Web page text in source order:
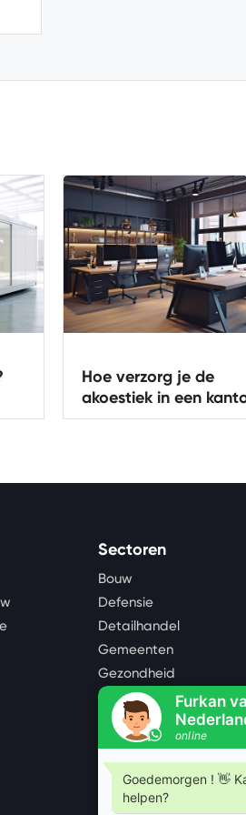
Wat is een
Sectoren
Bouw
Defensie
Detailhandel
Gemeenten
Gezondheid
Industrie
Landbouw
Logistiek en opslag
Mijnbouw, olie en gas
Noodopvang